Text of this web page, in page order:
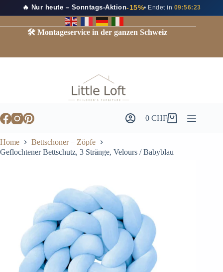
🔥 Nur heute – Sonntags-Aktion-15%• Endet in 09:56:22
🛠️ Montageservice in der ganzen Schweiz
0CHF
Home
Bettschoner – Zöpfe
Geflochtener Bettschutz, 3 Stränge, Velours / Babyblau